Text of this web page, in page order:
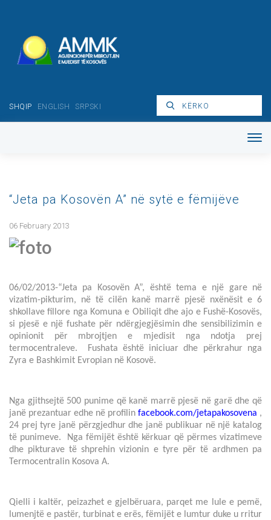
SHQIP ENGLISH SRPSKI
“Jeta pa Kosovën A” në sytë e fëmijëve
06 February 2013
06/02/2013-“Jeta pa Kosovën A”, është tema e një gare në
vizatim-pikturim, në të cilën kanë marrë pjesë nxënësit e 6
shkollave fillore nga Komuna e Obiliqit dhe ajo e Fushë-Kosovës,
si pjesë e një fushate për ndërgjegjësimin dhe sensibilizimin e
opinionit për mbrojtjen e mjedisit nga ndotja prej
termocentraleve. Fushata është iniciuar dhe përkrahur nga
Zyra e Bashkimit Evropian në Kosovë.
Nga gjithsejtë 500 punime që kanë marrë pjesë në garë dhe që
janë prezantuar edhe në profilin facebook.com/jetapakosovena ,
24 prej tyre janë përzgjedhur dhe janë publikuar në një katalog
të punimeve. Nga fëmijët është kërkuar që përmes vizatimeve
dhe pikturave të shprehin vizionin e tyre për të ardhmen pa
Termocentralin Kosova A.
Qielli i kaltër, peizazhet e gjelbëruara, parqet me lule e pemë,
lumenjtë e pastër, turbinat e erës, fëmijët e lumtur duke u rritur